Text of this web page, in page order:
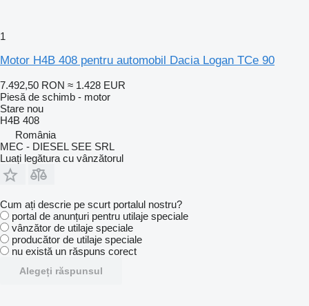
1
Motor H4B 408 pentru automobil Dacia Logan TCe 90
7.492,50 RON ≈ 1.428 EUR
Piesă de schimb - motor
Stare nou
H4B 408
România
MEC - DIESEL SEE SRL
Luați legătura cu vânzătorul
Cum ați descrie pe scurt portalul nostru?
portal de anunțuri pentru utilaje speciale
vânzător de utilaje speciale
producător de utilaje speciale
nu există un răspuns corect
Alegeți răspunsul